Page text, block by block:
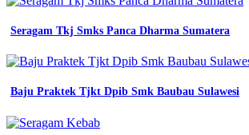
kerja
pria
eco
atasan
putih
panjang
Seragam Tkj Smks Panca Dharma Sumatera
Baju Praktek Tjkt Dpib Smk Baubau Sulawesi